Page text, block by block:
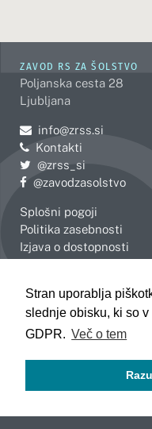
Stran uporablja
slednje obisku, ki so
GDPR. Več o tem
ZAVOD RS ZA ŠOLSTVO
Poljanska cesta 28
Ljubljana
Pošljite e-mail na
info@zrss.si
Kontakti
Pojdite na Twitter:
@zrss_si
Pojdite na Facebook:
@zavodzasolstvo
Splošni pogoji
Politika zasebnosti
Izjava o dostopnosti
Celje
Koper
Kranj